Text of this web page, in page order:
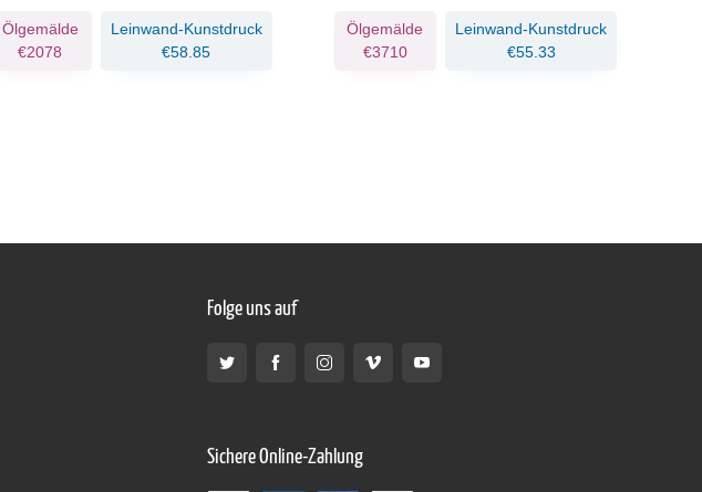
Ölgemälde
€2078
Leinwand-Kunstdruck
€58.85
Ölgemälde
€3710
Leinwand-Kunstdruck
€55.33
Folge uns auf
Sichere Online-Zahlung